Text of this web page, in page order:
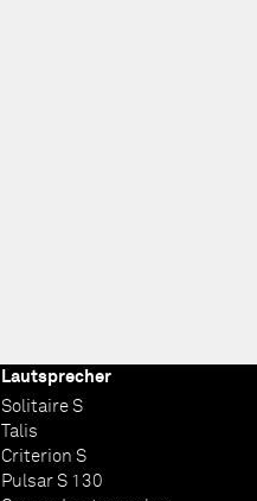
Lautsprecher
Solitaire S
Talis
Criterion S
Pulsar S 130